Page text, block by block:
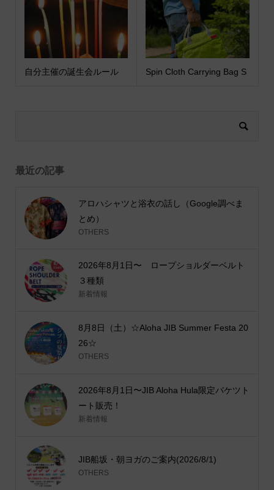
自分主催の誕生会ルール Spin Cloth Carrying Bag S
最近の記事
アロハシャツと浴衣の話し（Google調べま
とめ）
OTHERS
2026年8月1日〜 ロープショルダーベルト
３種類
新着情報
8月8日（土）☆Aloha JIB Summer Festa 20
26☆
OTHERS
2026年8月1日〜JIB Aloha Hula限定バケツト
ート販売！
新着情報
JIB船坂・朝ヨガのご案内(2026/8/1)
OTHERS